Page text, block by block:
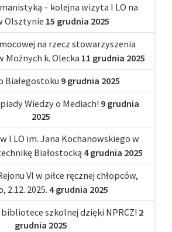
– kolejna wizyta I LO na
Olsztynie 15 grudnia 2025
na rzecz stowarzyszenia
Możnych k. Olecka 11 grudnia 2025
Białegostoku 9 grudnia 2025
Wiedzy o Mediach! 9 grudnia
2025
I LO im. Jana Kochanowskiego w
Białostocką 4 grudnia 2025
VI w piłce ręcznej chłopców,
2.12. 2025. 4 grudnia 2025
szkolnej dzięki NPRCZ! 2
grudnia 2025